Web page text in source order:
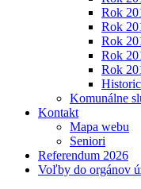
Rok
Rok
Rok
Rok
Rok
Komunálne
Kontakt
Mapa webu
Seniori
Referendum 2026
Voľby do orgánov